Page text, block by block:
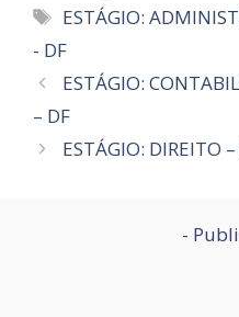
Tags
ESTÁGIO:
- DF
ESTÁGIO:
– DF
ESTÁGIO: DIREITO
-